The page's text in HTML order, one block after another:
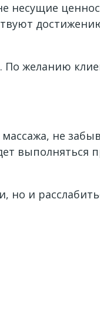
несущие
По желанию
не
выполняться
и